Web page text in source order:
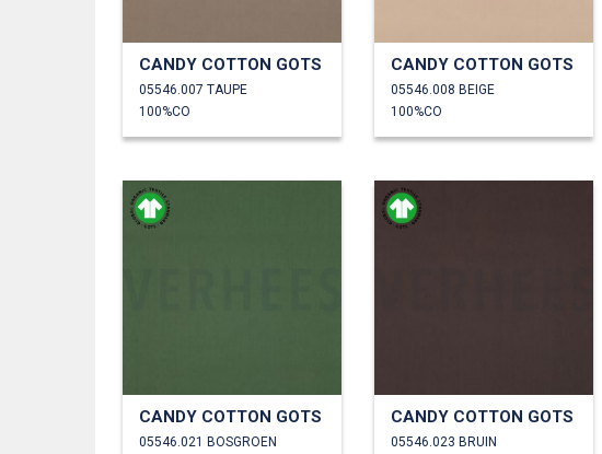
CANDY COTTON GOTS
05546.007 TAUPE
100%CO
CANDY COTTON GOTS
05546.008 BEIGE
100%CO
CANDY COTTON GOTS
05546.021 BOSGROEN
CANDY COTTON GOTS
05546.023 BRUIN